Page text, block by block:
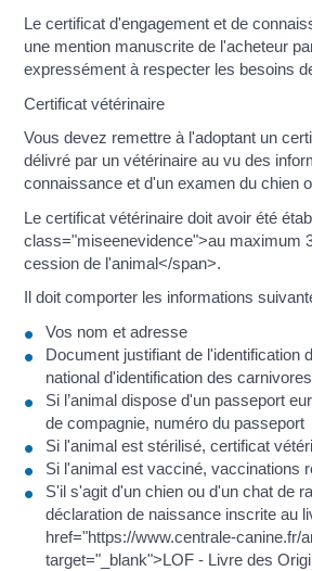
Le certificat d'engagement et de
une mention manuscrite de l'acheteur
expressément à respecter les besoins
Certificat vétérinaire
Vous devez remettre à l'adoptant un
délivré par un vétérinaire au vu des
connaissance et d'un examen du chien
Le certificat vétérinaire doit avoir été
class="miseenevidence">au maximum
cession de l'animal</span>.
Il doit comporter les informations
Vos nom et adresse
Document justifiant de l'identification
national d'identification des
Si l’animal dispose d'un passeport
de compagnie, numéro du passeport
Si l'animal est stérilisé, certificat
Si l'animal est vacciné, vaccinations
S'il s'agit d'un chien ou d'un chat de
déclaration de naissance inscrite au
href="https://www.centrale-canine.fr/
target="_blank">LOF - Livre des